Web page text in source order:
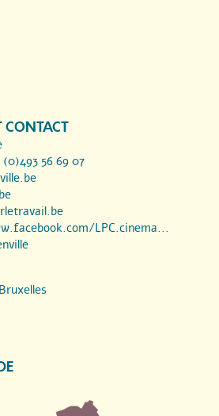
CONTACT
(0)493 56 69 07
LPC.cinema...